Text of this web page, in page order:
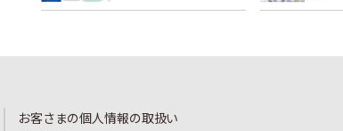
お客さまの個人情報の取扱い